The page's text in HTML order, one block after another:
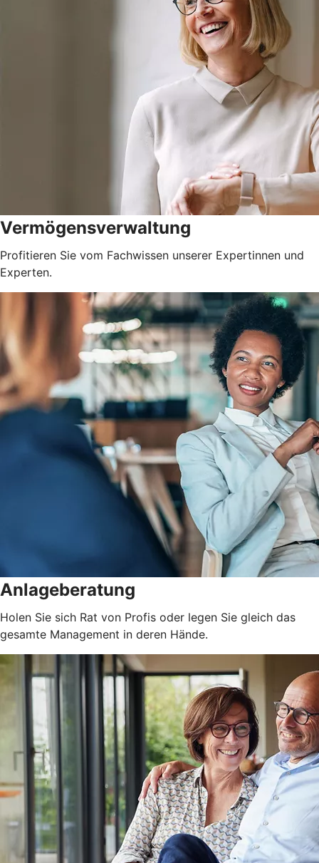
Vermögensverwaltung
Profitieren Sie vom Fachwissen unserer Expertinnen und
Experten.
Anlageberatung
Holen Sie sich Rat von Profis oder legen Sie gleich das
gesamte Management in deren Hände.